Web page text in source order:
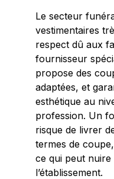
Le secteur
vestimentaires
respect dû aux
fournisseur
propose des
adaptées, et
esthétique au
profession. Un
risque de livrer
termes de
ce qui peut nuire
l’établissement.